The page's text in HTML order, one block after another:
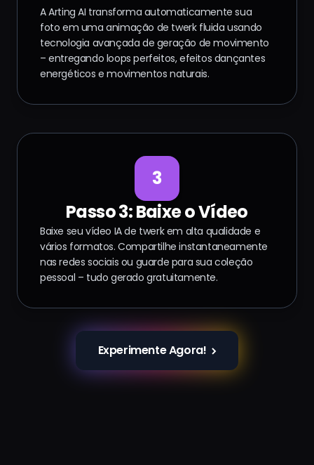
A Arting AI transforma automaticamente sua
foto em uma animação de twerk fluida usando
tecnologia avançada de geração de movimento
– entregando loops perfeitos, efeitos dançantes
energéticos e movimentos naturais.
3
Passo 3: Baixe o Vídeo
Baixe seu vídeo IA de twerk em alta qualidade e
vários formatos. Compartilhe instantaneamente
nas redes sociais ou guarde para sua coleção
pessoal – tudo gerado gratuitamente.
Experimente Agora!